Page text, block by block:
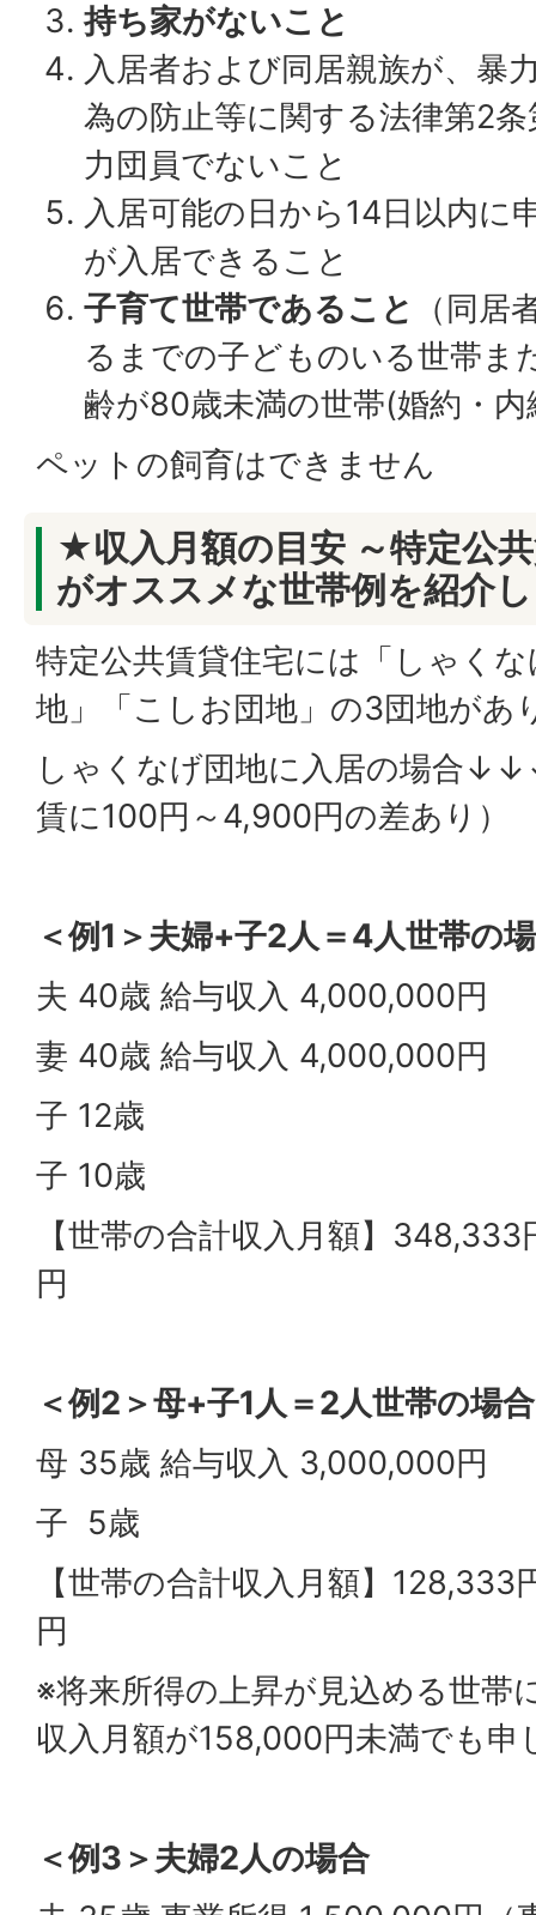
持ち家がないこと
入居者および同居親族が、暴
為の防止等に関する法律第2
力団員でないこと
入居可能の日から14日以内に
が入居できること
子育て世帯であること
（同居
るまでの子どものいる世帯ま
齢が80歳未満の世帯(婚約・
ペットの飼育はできません
★収入月額の目安 ～特定公
がオススメな世帯例を紹介
特定公共賃貸住宅には「しゃく
地」「こしお団地」の3団地があ
しゃくなげ団地に入居の場合
賃に100円～4,900円の差あり）
＜例1＞夫婦+子2人＝4人世帯の
夫 40歳 給与収入 4,000,000円
妻 40歳 給与収入 4,000,000円
子 12歳
子 10歳
【世帯の合計収入月額】
円
＜例2＞母+子1人＝2人世帯の場合
母 35歳 給与収入 3,000,000円
子 5歳
【世帯の合計収入月額】
円
※将来所得の上昇が見込める世帯
収入月額が158,000円未満でも申
＜例3＞夫婦2人の場合